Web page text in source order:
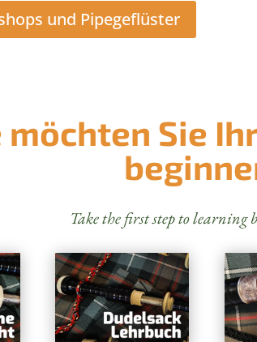
und Pipegeflüster
möchten Sie
Take the first step to learning